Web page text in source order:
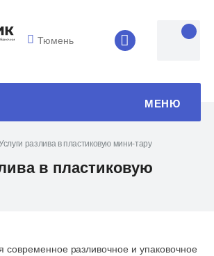
Тюмень 8 (4852) 33-
МЕНЮ
разлива в пластиковую мини-тару
в пластиковую
современное разливочное и упаковочное